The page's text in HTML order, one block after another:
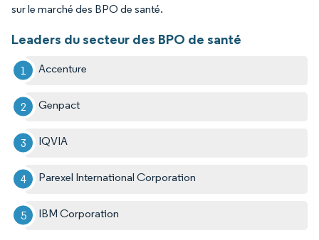
sur le marché des BPO de santé.
Leaders du secteur des BPO de santé
Accenture
Genpact
IQVIA
Parexel International Corporation
IBM Corporation